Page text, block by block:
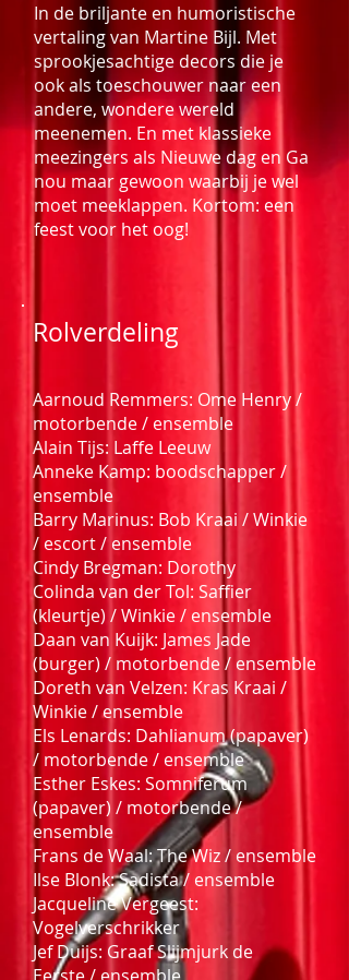
In de briljante en humoristische
vertaling van Martine Bijl. Met
sprookjesachtige decors die je
ook als toeschouwer naar een
andere, wondere wereld
meenemen. En met klassieke
meezingers als Nieuwe dag en Ga
nou maar gewoon waarbij je wel
moet meeklappen. Kortom: een
feest voor het oog!
Rolverdeling
Aarnoud Remmers: Ome Henry /
motorbende / ensemble
Alain Tijs: Laffe Leeuw
Anneke Kamp: boodschapper /
ensemble
Barry Marinus: Bob Kraai / Winkie
/ escort / ensemble
Cindy Bregman: Dorothy
Colinda van der Tol: Saffier
(kleurtje) / Winkie / ensemble
Daan van Kuijk: James Jade
(burger) / motorbende / ensemble
Doreth van Velzen: Kras Kraai /
Winkie / ensemble
Els Lenards: Dahlianum (papaver)
/ motorbende / ensemble
Esther Eskes: Somniferum
(papaver) / motorbende /
ensemble
Frans de Waal: The Wiz / ensemble
Ilse Blonk: Sadista / ensemble
Jacqueline Vergeest:
Vogelverschrikker
Jef Duijs: Graaf Slijmjurk de